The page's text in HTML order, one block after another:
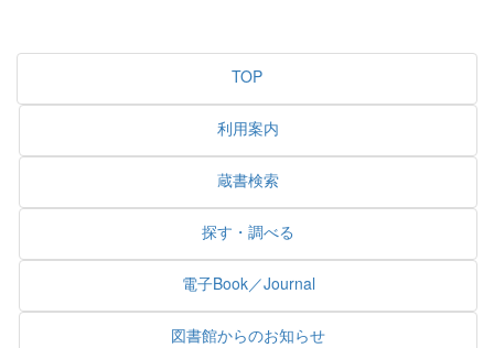
TOP
利用案内
蔵書検索
探す・調べる
電子Book／Journal
図書館からのお知らせ